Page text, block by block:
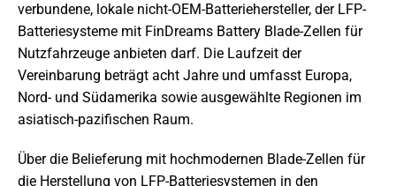
verbundene, lokale nicht-OEM-Batteriehersteller, der LFP-
Batteriesysteme mit FinDreams Battery Blade-Zellen für
Nutzfahrzeuge anbieten darf. Die Laufzeit der
Vereinbarung beträgt acht Jahre und umfasst Europa,
Nord- und Südamerika sowie ausgewählte Regionen im
asiatisch-pazifischen Raum.
Über die Belieferung mit hochmodernen Blade-Zellen für
die Herstellung von LFP-Batteriesystemen in den